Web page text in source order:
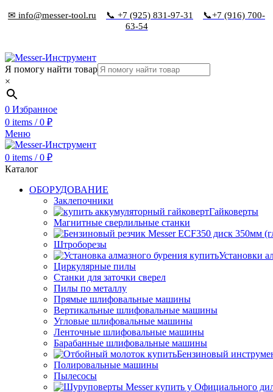
✉ info@messer-tool.ru 📞 +7 (925) 831-97-31
📞+7 (916) 700-
63-54
Я помогу найти товар
×
0 Избранное
0 items / 0 ₽
Меню
0 items / 0 ₽
Каталог
ОБОРУДОВАНИЕ
Заклепочники
Гайковерты
Магнитные сверлильные станки
Штроборезы
Установки
Циркулярные пилы
Станки для заточки сверел
Пилы по металлу
Прямые шлифовальные машины
Вертикальные шлифовальные машины
Угловые шлифовальные машины
Ленточные шлифовальные машины
Барабанные шлифовальные машины
Бензиновый
Полировальные машины
Пылесосы